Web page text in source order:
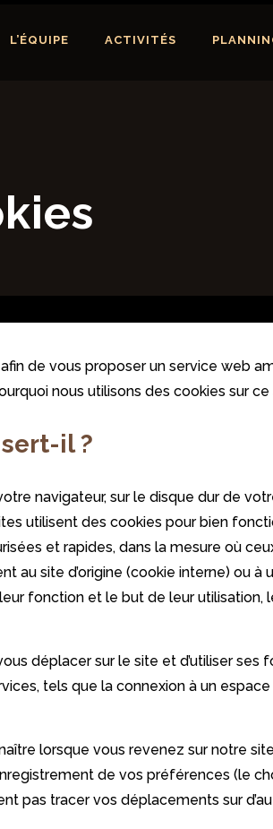
L’ÉQUIPE ACTIVITÉS
de vous proposer un service web
nous utilisons des cookies sur
il ?
navigateur, sur le disque dur de
utilisent des cookies pour bien
et rapides, dans la mesure où
au site d’origine (cookie interne) ou
fonction et le but de leur
déplacer sur le site et d’utiliser
tels que la connexion à un
lorsque vous revenez sur notre
de vos préférences (le
pas tracer vos déplacements sur